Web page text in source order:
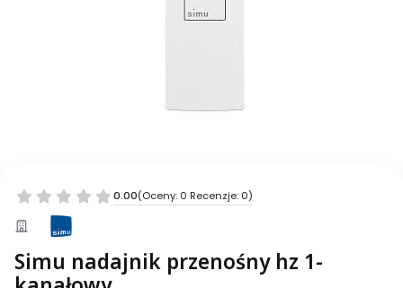
0.00(Oceny: 0 Recenzje: 0)
Simu nadajnik przenośny hz 1-